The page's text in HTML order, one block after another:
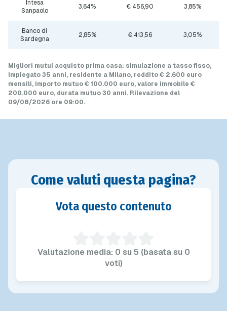
Intesa
Sanpaolo
3,64% € 456,90 3,85%
Banco di
Sardegna
2,85% € 413,56 3,05%
Migliori mutui acquisto prima casa: simulazione a tasso fisso,
impiegato 35 anni, residente a Milano, reddito € 2.600 euro
mensili, importo mutuo€ 100.000 euro, valore immobile €
200.000 euro, durata mutuo30 anni. Rilevazione del
09/08/2026 ore 09:00.
Come valuti questa pagina?
Vota questo contenuto
Valutazione media: 0 su 5 (basata su 0
voti)